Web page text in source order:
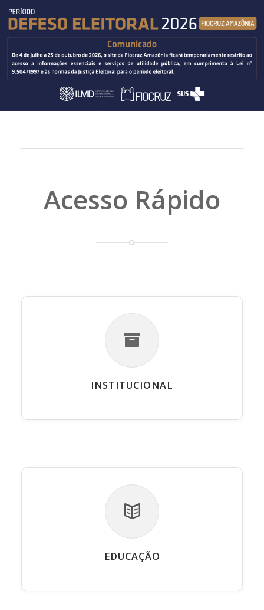
Acesso Rápido
INSTITUCIONAL
EDUCAÇÃO